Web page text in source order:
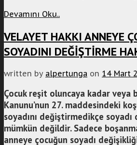
Devamını Oku..
VELAYET HAKKI ANNEYE
SOYADINI DEĞİŞTİRME
written by alpertunga on 14 Mart
Çocuk reşit oluncaya kadar veya
Kanunu’nun 27. maddesindeki
soyadını değiştirmedikçe
mümkün değildir. Sadece
anneye çocuğun soyadı